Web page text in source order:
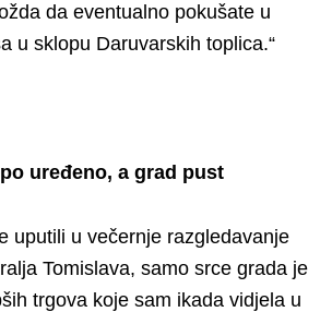
da eventualno pokušate u
u sklopu Daruvarskih toplica.“
uređeno, a grad pust
uputili u večernje razgledavanje
Tomislava, samo srce grada je
trgova koje sam ikada vidjela u